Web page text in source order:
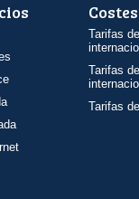
Costes
Tarifas
Tarifas
Tarifas